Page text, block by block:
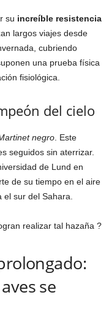
su increíble resistencia
largos viajes desde
cubriendo
una prueba física
fisiológica.
del cielo
negro . Este
seguidos sin aterrizar.
de Lund en
de su tiempo en el aire
sur del Sahara.
realizar tal hazaña ?
se